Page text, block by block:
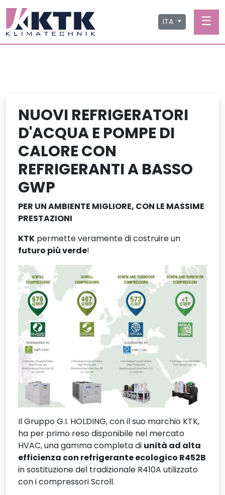
ITA ☰
NUOVI REFRIGERATORI
D'ACQUA E POMPE DI
CALORE CON
REFRIGERANTI A BASSO
GWP
PER UN AMBIENTE MIGLIORE, CON LE MASSIME
PRESTAZIONI
KTK permette veramente di costruire un
futuro più verde!
Il Gruppo G.I. HOLDING, con il suo marchio KTK,
ha per primo reso disponibile nel mercato
HVAC, una gamma completa di unità ad alta
efficienza con refrigerante ecologico R452B
in sostituzione del tradizionale R410A utilizzato
con i compressori Scroll.